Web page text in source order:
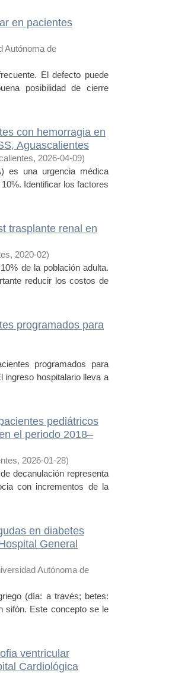
en pacientes
Autónoma de
El defecto puede
posibilidad de cierre
con hemorragia en
Aguascalientes
, 2026-04-09)
es una urgencia médica
Identificar los factores
trasplante renal en
, 2020-02)
de la población adulta.
reducir los costos de
programados para
programados para
ingreso hospitalario lleva a
pediátricos
el periodo 2018–
, 2026-01-28)
decanulación representa
con incrementos de la
en diabetes
General
Autónoma de
(día: a través; betes:
sifón. Este concepto se le
ventricular
Cardiológica